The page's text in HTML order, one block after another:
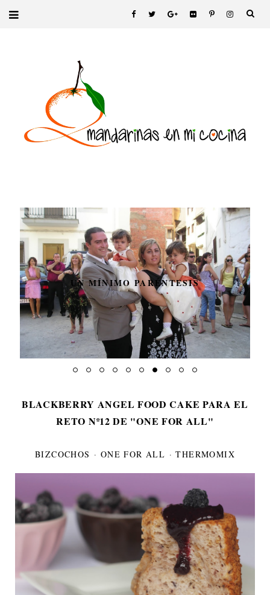
UN MÍNIMO PARÉNTESIS
BLACKBERRY ANGEL FOOD CAKE PARA EL
RETO Nº12 DE "ONE FOR ALL"
BIZCOCHOS · ONE FOR ALL ·THERMOMIX